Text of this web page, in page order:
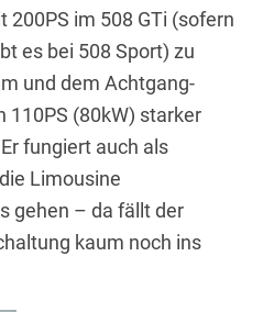
im 508 GTi (sofern
es bei 508 Sport) zu
und dem Achtgang-
(80kW) starker
fungiert auch als
Limousine
gehen – da fällt der
kaum noch ins